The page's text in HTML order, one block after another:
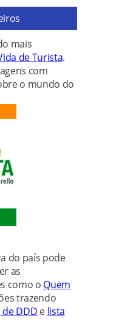
mais
de Turista.
com
o mundo do
do país pode
as
como o Quem
trazendo
de DDD e lista